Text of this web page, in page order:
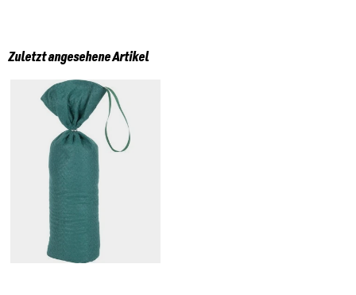
Zuletzt angesehene Artikel